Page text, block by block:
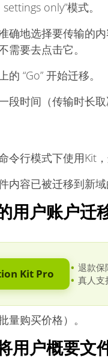
only”模式。
确地选择要传输的
需要去点击它。
的 “Go” 开始迁移。
段时间（传输时长
令行模式下使用Kit
内容已被迁移到新
用户账户迁
Kit Pro
退款保
真人支
量购买价格）。
用户概要文